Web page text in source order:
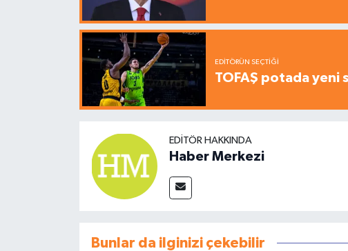
EDITÖRÜN SEÇTIĞI
TOFAŞ potada yeni
EDITÖR HAKKINDA
Haber Merkezi
Bunlar da ilginizi çekebilir